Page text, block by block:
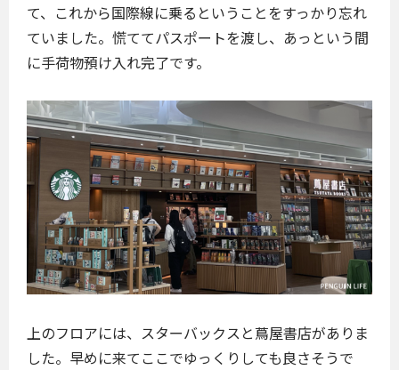
て、これから国際線に乗るということをすっかり忘れ
ていました。慌ててパスポートを渡し、あっという間
に手荷物預け入れ完了です。
上のフロアには、スターバックスと蔦屋書店がありま
した。早めに来てここでゆっくりしても良さそうで